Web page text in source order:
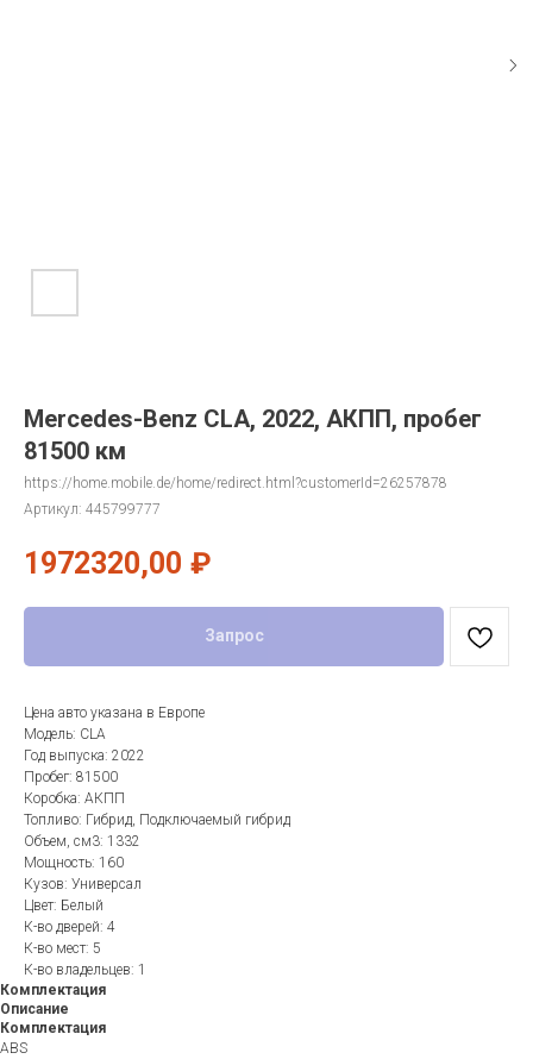
Mercedes-Benz CLA, 2022, АКПП, пробег
81500 км
https://home.mobile.de/home/redirect.html?customerId=26257878
Артикул: 445799777
1972320,00 ₽
Запрос
Цена авто указана в Европе
Модель: CLA
Год выпуска: 2022
Пробег: 81500
Коробка: АКПП
Топливо: Гибрид, Подключаемый гибрид
Объем, см3: 1332
Мощность: 160
Кузов: Универсал
Цвет: Белый
К-во дверей: 4
К-во мест: 5
К-во владельцев: 1
Комплектация
Описание
Комплектация
ABS